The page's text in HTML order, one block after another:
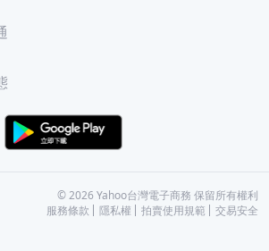
APP Store
©2026 Yahoo台灣電子商務 保留所有權利
服務條款
隱私權 拍賣使用規範 交易安全